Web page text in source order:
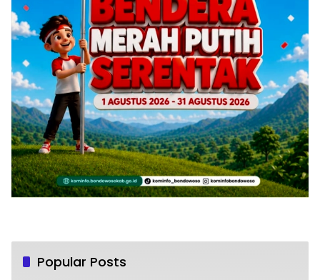
Popular Posts
“New Normal” Menata Perilaku Disiplin